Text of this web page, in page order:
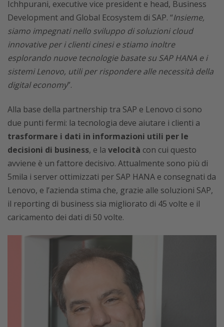
Ichhpurani, executive vice president e head, Business
Development and Global Ecosystem di SAP. “Insieme,
siamo impegnati nello sviluppo di soluzioni cloud
innovative per i clienti cinesi e stiamo inoltre
esplorando nuove tecnologie basate su SAP HANA e i
sistemi Lenovo, utili per rispondere alle necessità della
digital economy”.
Alla base della partnership tra SAP e Lenovo ci sono
due punti fermi: la tecnologia deve aiutare i clienti a
trasformare i dati in informazioni utili per le
decisioni di business, e la velocità con cui questo
avviene è un fattore decisivo. Attualmente sono più di
5mila i server ottimizzati per SAP HANA e consegnati da
Lenovo, e l’azienda stima che, grazie alle soluzioni SAP,
il reporting di business sia migliorato di 45 volte e il
caricamento dei dati di 50 volte.